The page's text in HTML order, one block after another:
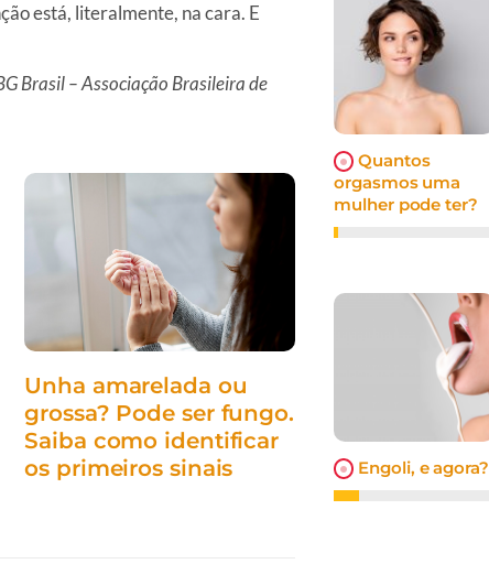
está, literalmente, na cara. E
Brasil – Associação Brasileira de
Unha amarelada ou
grossa? Pode ser fungo.
Saiba como identificar
os primeiros sinais
Quantos
orgasmos uma
mulher pode ter?
Engoli, e agora?